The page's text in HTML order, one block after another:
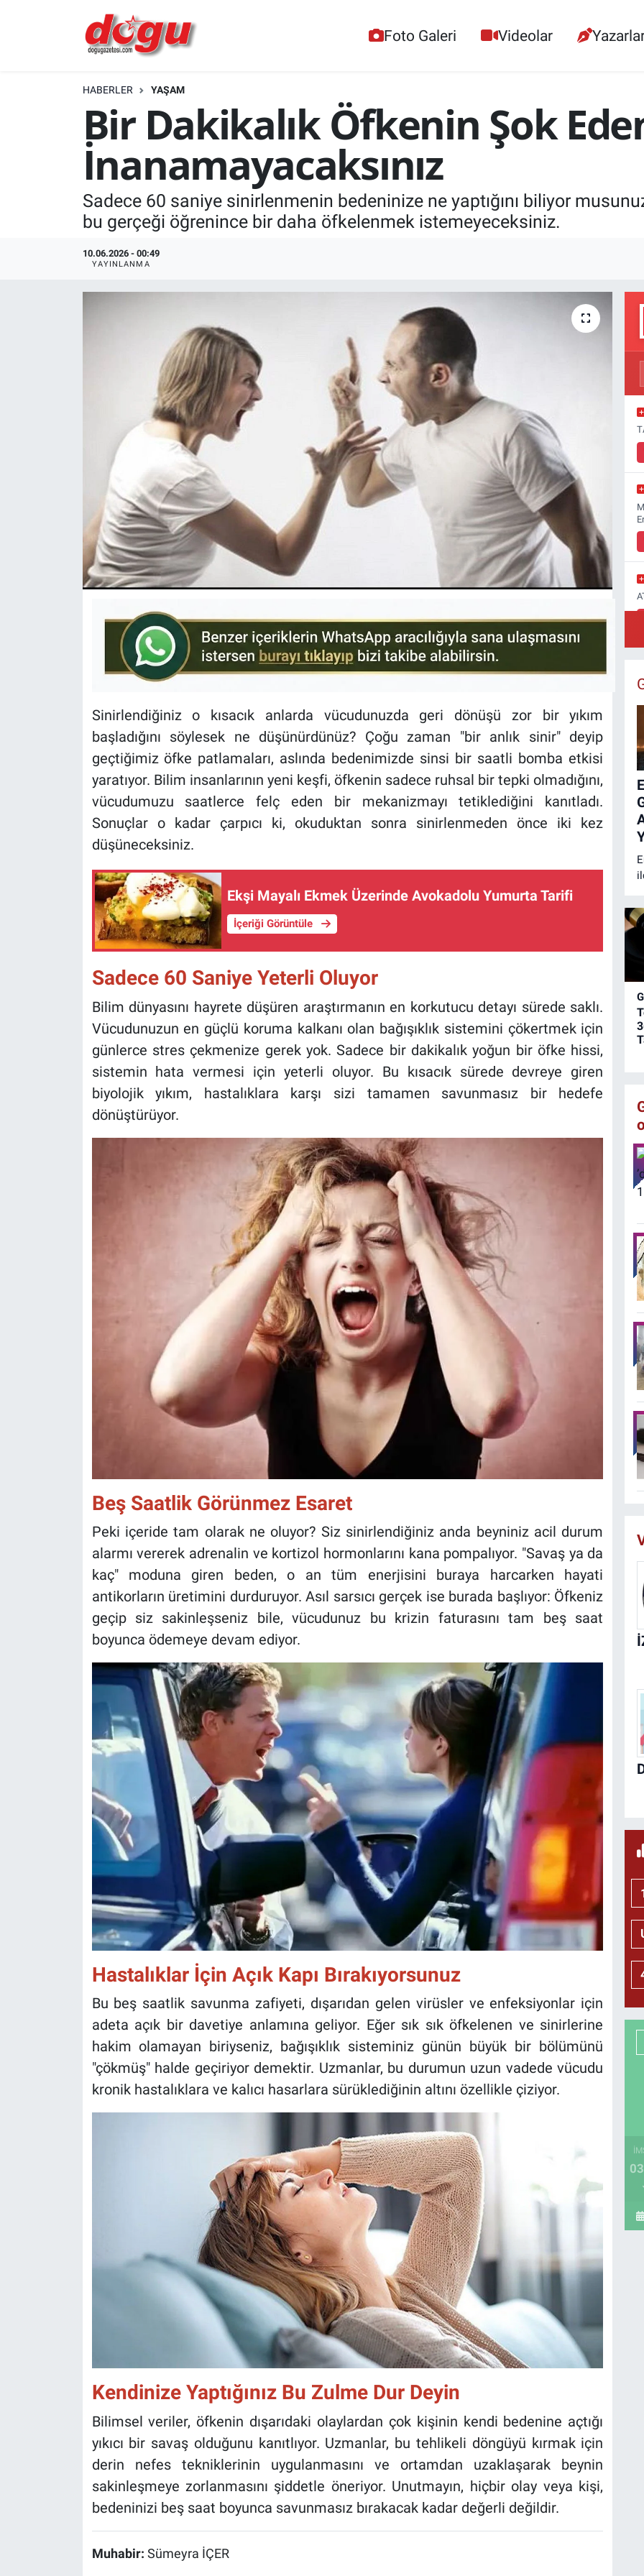
Foto Galeri Videolar
HABERLER YAŞAM
Bir Dakikalık Öfkenin Şok
İnanamayacaksınız
Sadece 60 saniye sinirlenmenin bedeninize ne yaptığını biliyor
bu gerçeği öğrenince bir daha öfkelenmek istemeyeceksiniz.
10.06.2026 - 00:49
YAYINLANMA
Sinirlendiğiniz o kısacık anlarda vücudunuzda geri dönüşü zor bir yıkım
başladığını söylesek ne düşünürdünüz? Çoğu zaman "bir anlık sinir" deyip
geçtiğimiz öfke patlamaları, aslında bedenimizde sinsi bir saatli bomba etkisi
yaratıyor. Bilim insanlarının yeni keşfi, öfkenin sadece ruhsal bir tepki olmadığını,
vücudumuzu saatlerce felç eden bir mekanizmayı tetiklediğini kanıtladı.
Sonuçlar o kadar çarpıcı ki, okuduktan sonra sinirlenmeden önce iki kez
düşüneceksiniz.
Ekşi Mayalı Ekmek Üzerinde Avokadolu Yumurta Tarifi
İçeriği Görüntüle
Sadece 60 Saniye Yeterli Oluyor
Bilim dünyasını hayrete düşüren araştırmanın en korkutucu detayı sürede saklı.
Vücudunuzun en güçlü koruma kalkanı olan bağışıklık sistemini çökertmek için
günlerce stres çekmenize gerek yok. Sadece bir dakikalık yoğun bir öfke hissi,
sistemin hata vermesi için yeterli oluyor. Bu kısacık sürede devreye giren
biyolojik yıkım, hastalıklara karşı sizi tamamen savunmasız bir hedefe
dönüştürüyor.
Beş Saatlik Görünmez Esaret
Peki içeride tam olarak ne oluyor? Siz sinirlendiğiniz anda beyniniz acil durum
alarmı vererek adrenalin ve kortizol hormonlarını kana pompalıyor. "Savaş ya da
kaç" moduna giren beden, o an tüm enerjisini buraya harcarken hayati
antikorların üretimini durduruyor. Asıl sarsıcı gerçek ise burada başlıyor: Öfkeniz
geçip siz sakinleşseniz bile, vücudunuz bu krizin faturasını tam beş saat
boyunca ödemeye devam ediyor.
Hastalıklar İçin Açık Kapı Bırakıyorsunuz
Bu beş saatlik savunma zafiyeti, dışarıdan gelen virüsler ve enfeksiyonlar için
adeta açık bir davetiye anlamına geliyor. Eğer sık sık öfkelenen ve sinirlerine
hakim olamayan biriyseniz, bağışıklık sisteminiz günün büyük bir bölümünü
"çökmüş" halde geçiriyor demektir. Uzmanlar, bu durumun uzun vadede vücudu
kronik hastalıklara ve kalıcı hasarlara sürüklediğinin altını özellikle çiziyor.
Kendinize Yaptığınız Bu Zulme Dur Deyin
Bilimsel veriler, öfkenin dışarıdaki olaylardan çok kişinin kendi bedenine açtığı
yıkıcı bir savaş olduğunu kanıtlıyor. Uzmanlar, bu tehlikeli döngüyü kırmak için
derin nefes tekniklerinin uygulanmasını ve ortamdan uzaklaşarak beynin
sakinleşmeye zorlanmasını şiddetle öneriyor. Unutmayın, hiçbir olay veya kişi,
bedeninizi beş saat boyunca savunmasız bırakacak kadar değerli değildir.
Muhabir: Sümeyra İÇER
ERZINCAN
GÜNDEM
ERZİNCAN FOTOĞRAFLARI
RESMİ İLAN